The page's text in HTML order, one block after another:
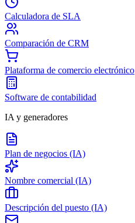
Calculadora de SLA
Comparación de CRM
Plataforma de comercio electrónico
Software de contabilidad
IA y generadores
Plan de negocios (IA)
Nombre comercial (IA)
Descripción del puesto (IA)